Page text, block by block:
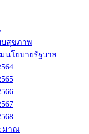
บสุขภาพ
นโยบายรัฐบาล
มาณ